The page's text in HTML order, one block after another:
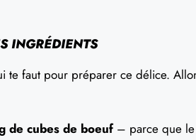
INGRÉDIENTS
te faut pour préparer ce délice.
de cubes de boeuf– parce que le